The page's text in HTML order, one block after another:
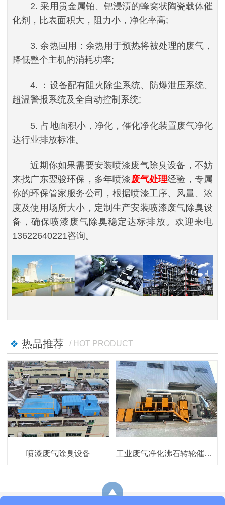
2. 采用贵金属铂、钯浸渍的蜂窝状陶瓷载体催
化剂，比表面积大，阻力小，净化率高;
3. 余热回用：余热用于预热将被处理的废气，
降低整个主机的消耗功率;
4. ：设备配有阻火除尘系统、防爆泄压系统、
超温警报系统及全自动控制系统;
5. 占地面积小，净化，催化净化装置废气净化
达行业排放标准。
近期你如果需要安装喷漆废气除臭设备，不妨
来找广东翌骏环保，多年喷漆废气处理经验，专属
你的环保管家服务公司，根据喷漆工序、风量、浓
度及使用场所大小，定制生产安装喷漆废气除臭设
备，确保喷漆废气除臭稳定达标排放。欢迎来电
13622640221咨询。
热品推荐 / HOT PRODUCT
喷漆废气除臭设备 工业废气净化沸石转轮催化燃烧设备